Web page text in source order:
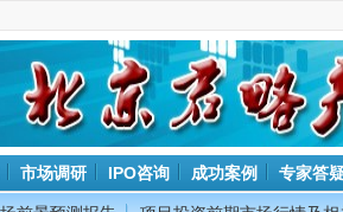
市场调研 IPO咨询 成功案例 专家答